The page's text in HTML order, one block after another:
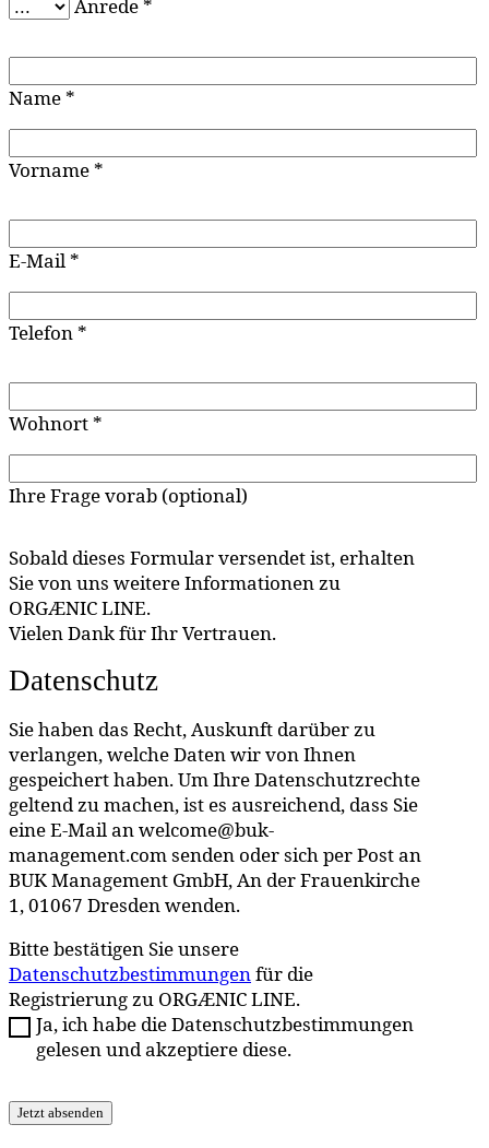
Anrede *
Name *
Vorname *
E-Mail *
Telefon *
Wohnort *
Ihre Frage vorab (optional)
Sobald dieses Formular versendet ist, erhalten
Sie von uns weitere Informationen zu
ORGÆNIC LINE.
Vielen Dank für Ihr Vertrauen.
Datenschutz
Sie haben das Recht, Auskunft darüber zu
verlangen, welche Daten wir von Ihnen
gespeichert haben. Um Ihre Datenschutzrechte
geltend zu machen, ist es ausreichend, dass Sie
eine E-Mail an welcome@buk-
management.com senden oder sich per Post an
BUK Management GmbH, An der Frauenkirche
1, 01067 Dresden wenden.
Bitte bestätigen Sie unsere
Datenschutzbestimmungenfür die
Registrierung zu ORGÆNIC LINE.
Ja, ich habe die Datenschutzbestimmungen
gelesen und akzeptiere diese.